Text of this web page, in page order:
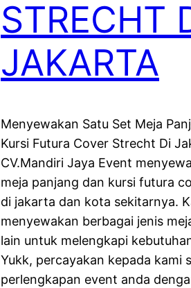
STRECHT
JAKARTA
Menyewakan Satu Set Meja
Kursi Futura Cover Strecht Di
CV.Mandiri Jaya Event
meja panjang dan kursi futura
di jakarta dan kota sekitarnya.
menyewakan berbagai jenis
lain untuk melengkapi
Yukk, percayakan kepada kami
perlengkapan event anda